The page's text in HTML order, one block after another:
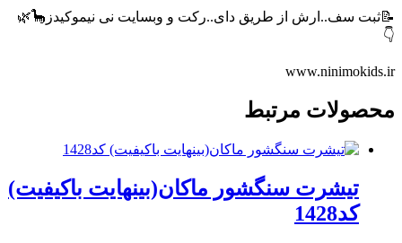
📝ثبت سف..ارش از طریق دای..رکت و وبسایت نی نیموکیدز🦕🌿
👇
محصولات مرتبط
تیشرت سنگشور ماکان(بینهایت باکیفیت)
کد1428